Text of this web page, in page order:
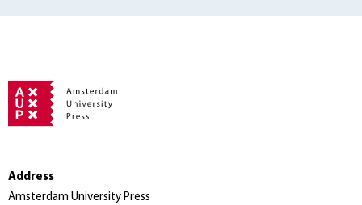
Address
Amsterdam University Press